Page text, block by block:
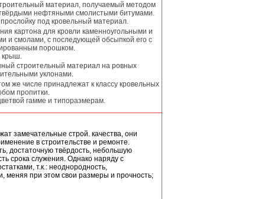
материал, получаемый методом
нефтяными смолистыми битумами.
под кровельный материал.
картона для кровли каменноугольными и
и смолами, с последующей обсыпкой его с
порошком.
крыш.
строительный материал на ровных
уклонами.
же числе принадлежат к классу кровельных
пропитки.
гамме и типоразмерам.
замечательные строй. качества, они
в строительстве и ремонте.
достаточную твёрдость, небольшую
срока служения. Однако наряду с
т.к.: неоднородность,
меняя при этом свои размеры и прочность;